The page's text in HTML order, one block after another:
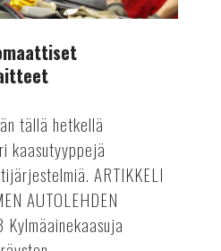
tällä hetkellä
kaasutyyppejä
ARTIKKELI
AUTOLEHDEN